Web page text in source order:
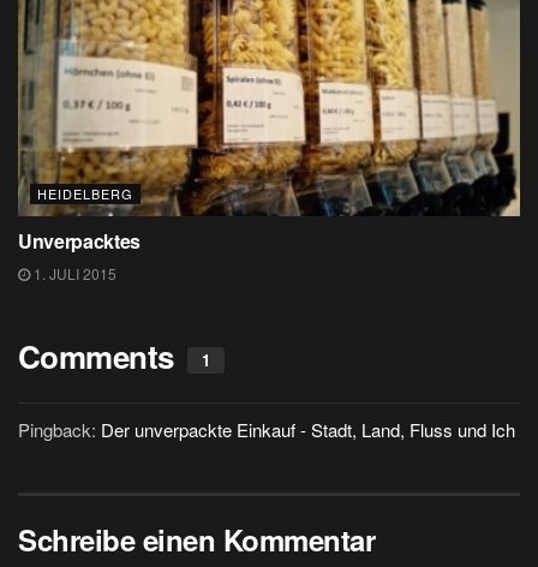
HEIDELBERG
Unverpacktes
1. JULI 2015
Comments 1
Pingback: Der unverpackte Einkauf - Stadt, Land, Fluss und Ich
Schreibe einen Kommentar